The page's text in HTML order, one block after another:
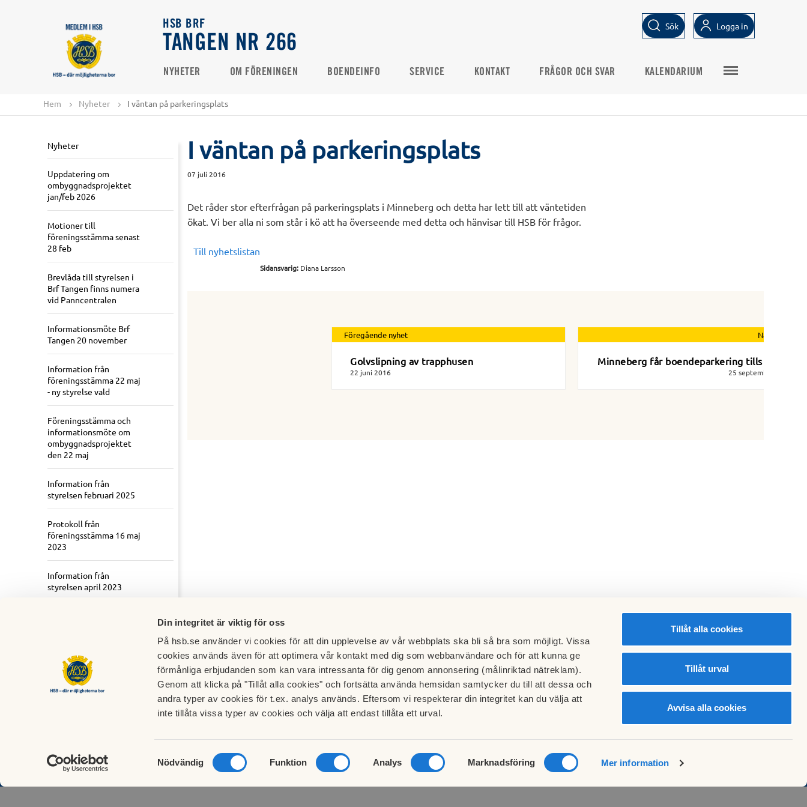
Din integritet är viktig för oss
På hsb.se använder vi cookies för att din upplevelse av vår webbplats ska bli så bra som möjligt. Vissa
cookies används även för att optimera vår kontakt med dig som webbanvändare och för att kunna ge
förmånliga erbjudanden som kan vara intressanta för dig genom annonsering (målinriktad nätreklam).
Genom att klicka på "Tillåt alla cookies" och fortsätta använda hemsidan samtycker du till att dessa och
andra typer av cookies för t.ex. analys används. Eftersom vi respekterar din integritet kan du välja att
inte tillåta vissa typer av cookies och välja att endast tillåta ett urval.
Samtyckesval
Nödvändig Funktion Analys Marknadsföring Mer information
Tillåt alla cookies
Tillåt urval
Avvisa alla cookies
HSB BRF
TANGEN NR 266
Sök Logga in
NYHETER OM FÖRENINGEN BOENDEINFO SERVICE KONTAKT FRÅGOR OCH SVAR KALENDARIUM
Hem Nyheter I väntan på parkeringsplats
Nyheter
Uppdatering om
ombyggnadsprojektet
jan/feb 2026
Motioner till
föreningsstämma senast
28 feb
Brevlåda till styrelsen i
Brf Tangen finns numera
vid Panncentralen
Informationsmöte Brf
Tangen 20 november
Information från
föreningsstämma 22 maj
- ny styrelse vald
Föreningsstämma och
informationsmöte om
ombyggnadsprojektet
den 22 maj
Information från
styrelsen februari 2025
Protokoll från
föreningsstämma 16 maj
2023
Information från
styrelsen april 2023
I väntan på parkeringsplats
07 juli 2016
Det råder stor efterfrågan på parkeringsplats i Minneberg och detta har lett till att väntetiden
ökat. Vi ber alla ni som står i kö att ha överseende med detta och hänvisar till HSB för frågor.
Till nyhetslistan
Sidansvarig: Diana Larsson
Föregående nyhet
Golvslipning av trapphusen
22 juni 2016
Nästa nyhet
Minneberg får boendeparkering tills vidare
25 september 2016
styrelsen@brftangen.se
Cookieinställningar
Redigera hemsida